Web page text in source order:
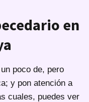
en
poco de, pero
y pon atención a
cuales, puedes ver